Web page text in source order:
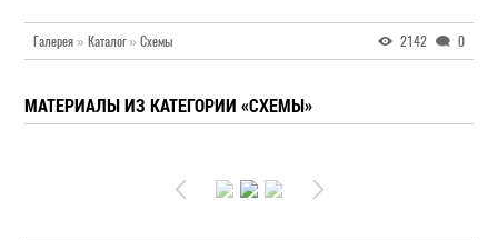
Галерея » Каталог» Схемы 2142 0
МАТЕРИАЛЫ ИЗ КАТЕГОРИИ «СХЕМЫ»